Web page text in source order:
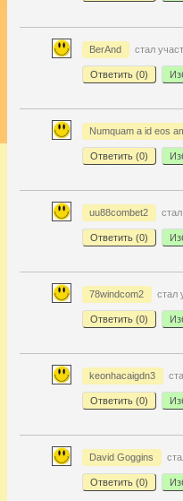
BerAnd стал
Ответить (0)
Numquam a id eos
Ответить (0)
uu88combet2
Ответить (0)
78windcom2 стал
Ответить (0)
keonhacaigdn3
Ответить (0)
David Goggins
Ответить (0)